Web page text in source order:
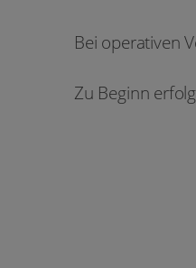
Bei operativen
Zu Beginn